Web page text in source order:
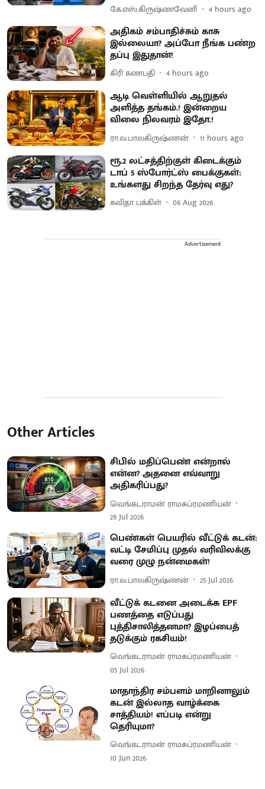
கே.எஸ்.கிருஷ்ணவேனி 4 hours ago
அதிகம் சம்பாதிச்சும் காசு
இல்லையா? அப்போ நீங்க பண்ற
தப்பு இதுதான்!
கிரி கணபதி 4 hours ago
ஆடி வெள்ளியில் ஆறுதல்
அளித்த தங்கம்.! இன்றைய
விலை நிலவரம் இதோ.!
ரா.வ.பாலகிருஷ்ணன் 11 hours ago
ரூ.2 லட்சத்திற்குள் கிடைக்கும்
டாப் 5 ஸ்போர்ட்ஸ் பைக்குகள்:
உங்களது சிறந்த தேர்வு எது?
கவிதா பக்கிள் 06 Aug 2026
Advertisement
Other Articles
சிபில் மதிப்பெண் என்றால்
என்ன? அதனை எவ்வாறு
அதிகரிப்பது?
வெங்கடராமன் ராமசுப்ரமணியன்
29 Jul 2026
பெண்கள் பெயரில் வீட்டுக் கடன்:
வட்டி சேமிப்பு முதல் வரிவிலக்கு
வரை முழு நன்மைகள்!
ரா.வ.பாலகிருஷ்ணன் 25 Jul 2026
வீட்டுக் கடனை அடைக்க EPF
பணத்தை எடுப்பது
புத்திசாலித்தனமா? இழப்பைத்
தடுக்கும் ரகசியம்!
வெங்கடராமன் ராமசுப்ரமணியன்
05 Jul 2026
மாதாந்திர சம்பளம் மாறினாலும்
கடன் இல்லாத வாழ்க்கை
சாத்தியம்! எப்படி என்று
தெரியுமா?
வெங்கடராமன் ராமசுப்ரமணியன்
10 Jun 2026